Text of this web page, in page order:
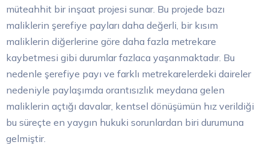
müteahhit bir inşaat projesi sunar. Bu projede bazı
maliklerin şerefiye payları daha değerli, bir kısım
maliklerin diğerlerine göre daha fazla metrekare
kaybetmesi gibi durumlar fazlaca yaşanmaktadır. Bu
nedenle şerefiye payı ve farklı metrekarelerdeki daireler
nedeniyle paylaşımda orantısızlık meydana gelen
maliklerin açtığı davalar, kentsel dönüşümün hız verildiği
bu süreçte en yaygın hukuki sorunlardan biri durumuna
gelmiştir.